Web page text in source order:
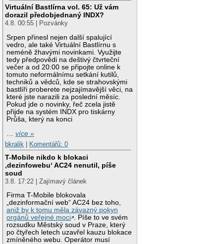
Virtuální Bastlírna vol. 65: Už vám
dorazil předobjednaný INDX?
4.8. 00:55 | Pozvánky
Srpen přinesl nejen další spalující
vedro, ale také Virtuální Bastlírnu s
neméně žhavými novinkami. Využijte
tedy předpovědi na deštivý čtvrteční
večer a od 20:00 se připojte online k
tomuto neformálnímu setkání kutilů,
techniků a vědců, kde se strahovskými
bastlíři proberete nejzajímavější věci, na
které jste narazili za poslední měsíc.
Pokud jde o novinky, řeč zcela jistě
přijde na systém INDX pro tiskárny
Průša, který na konci
…více »
bkralik
Komentářů: 0
T-Mobile nikdo k blokaci
‚dezinfowebu‘ AC24 nenutil, píše
soud
3.8. 17:22 | Zajímavý článek
Firma T-Mobile blokovala
„dezinformační web“ AC24 bez toho,
aniž by k tomu měla závazný pokyn
orgánů veřejné moci . Píše to ve svém
rozsudku Městský soud v Praze, který
po čtyřech letech uzavřel kauzu blokace
zmíněného webu. Operátor musí